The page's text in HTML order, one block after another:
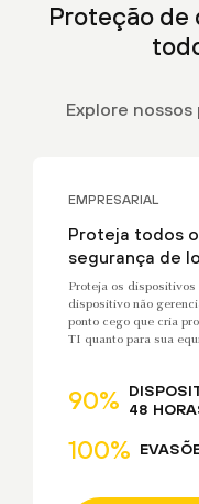
Proteção de
Explore
EMPRESARIAL
Proteja todos
segurança de
Proteja os dispositivos
dispositivo não
ponto cego que cria
TI quanto para sua
90%
48
100%